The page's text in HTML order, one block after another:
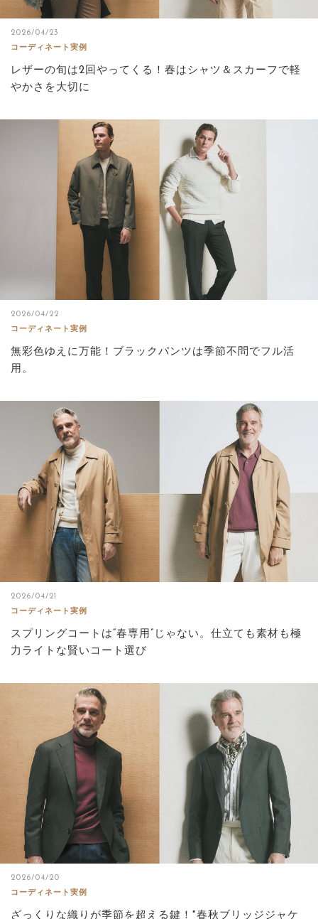
2026/04/23
コーディネート実例
レザーの旬は2回やってくる！春はシャツ＆スカーフで軽
やかさを大切に
2026/04/22
コーディネート実例
無彩色ゆえに万能！ブラックパンツは季節不問でフル活
用。
2026/04/21
コーディネート実例
スプリングコートは“春専用”じゃない。仕立ても素材も極
力ライトな賢いコート選び
2026/04/20
コーディネート実例
ざっくりな織りが季節を超える鍵！″春秋ブリッジジャケ